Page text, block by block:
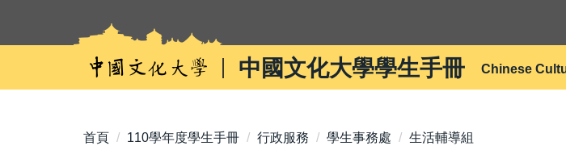
內
中國文化大學學生手冊 Chinese
首頁 110學年度學生手冊 行政服務 學生事務處 生活輔導組